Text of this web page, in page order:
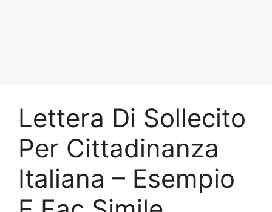
Lettera Di Sollecito
Per Cittadinanza
Italiana – Esempio